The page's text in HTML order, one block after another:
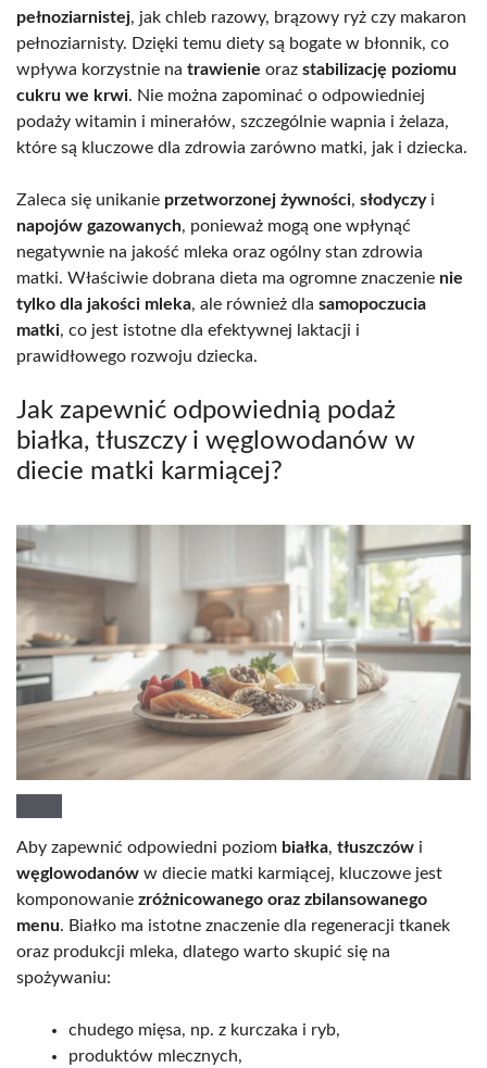
pełnoziarnistej, jak chleb razowy, brązowy ryż czy makaron
pełnoziarnisty. Dzięki temu diety są bogate w błonnik, co
wpływa korzystnie na trawienie oraz stabilizację poziomu
cukru we krwi. Nie można zapominać o odpowiedniej
podaży witamin i minerałów, szczególnie wapnia i żelaza,
które są kluczowe dla zdrowia zarówno matki, jak i dziecka.
Zaleca się unikanie przetworzonej żywności, słodyczyi
napojów gazowanych, ponieważ mogą one wpłynąć
negatywnie na jakość mleka oraz ogólny stan zdrowia
matki. Właściwie dobrana dieta ma ogromne znaczenie nie
tylko dla jakości mleka, ale również dla samopoczucia
matki, co jest istotne dla efektywnej laktacji i
prawidłowego rozwoju dziecka.
Jak zapewnić odpowiednią podaż
białka, tłuszczy i węglowodanów w
diecie matki karmiącej?
Aby zapewnić odpowiedni poziom białka, tłuszczów i
węglowodanów w diecie matki karmiącej, kluczowe jest
komponowanie zróżnicowanego oraz zbilansowanego
menu. Białko ma istotne znaczenie dla regeneracji tkanek
oraz produkcji mleka, dlatego warto skupić się na
spożywaniu:
chudego mięsa, np. z kurczaka i ryb,
produktów mlecznych,